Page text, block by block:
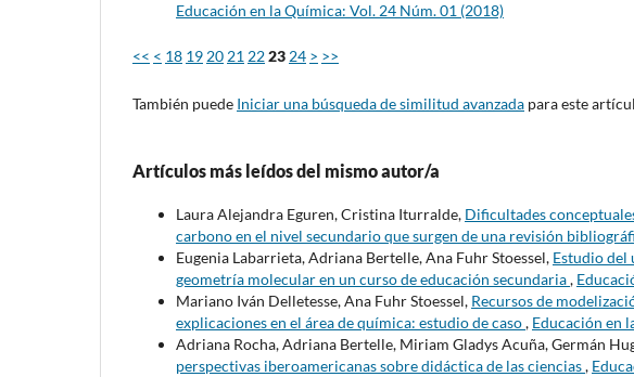
Educación en la Química: Vol. 24 Núm. 01 (2018)
<< < 18 19 20 21 2223 24 > >>
También puede Iniciar una búsqueda de similitud avanzada para este
Artículos más leídos del mismo autor/a
Laura Alejandra Eguren, Cristina Iturralde, Dificultades
carbono en el nivel secundario que surgen de una revisión
Eugenia Labarrieta, Adriana Bertelle, Ana Fuhr Stoessel, Estudio del
geometría molecular en un curso de educación secundaria,
Mariano Iván Delletesse, Ana Fuhr Stoessel, Recursos de
explicaciones en el área de química: estudio de caso, Educación en
Adriana Rocha, Adriana Bertelle, Miriam Gladys Acuña, Germán
perspectivas iberoamericanas sobre didáctica de las ciencias,